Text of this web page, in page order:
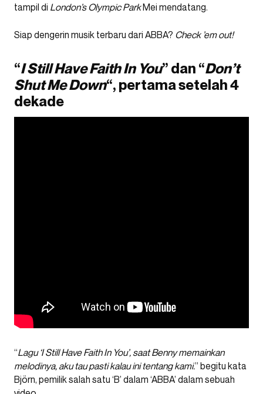
tampil di London’s Olympic ParkMei mendatang.
Siap dengerin musik terbaru dari ABBA? Check ’em out!
“I Still Have Faith In You” dan “Don’t
Shut Me Down“, pertama setelah 4
dekade
“Lagu ‘I Still Have Faith In You’, saat Benny memainkan
melodinya, aku tau pasti kalau ini tentang kami.” begitu kata
Björn, pemilik salah satu ‘B’ dalam ‘ABBA’ dalam sebuah